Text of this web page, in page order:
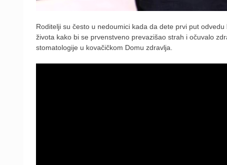
Roditelji su često u nedoumici kada da dete prvi put
života kako bi se prvenstveno prevazišao strah i očuvalo
stomatologije u kovačičkom Domu zdravlja.